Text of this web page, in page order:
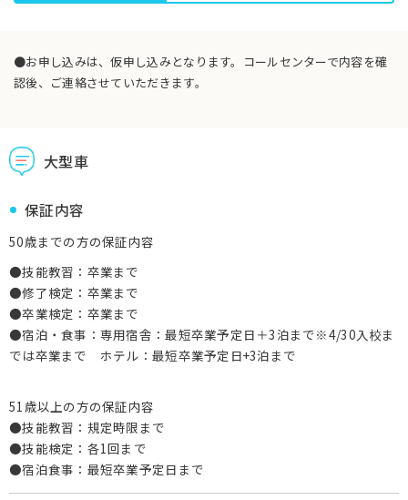
●お申し込みは、仮申し込みとなります。コールセンターで内容を確
認後、ご連絡させていただきます。
大型車
保証内容
50歳までの方の保証内容
●技能教習：卒業まで
●修了検定：卒業まで
●卒業検定：卒業まで
●宿泊・食事：専用宿舎：最短卒業予定日＋3泊まで※4/30入校ま
では卒業まで ホテル：最短卒業予定日+3泊まで
51歳以上の方の保証内容
●技能教習：規定時限まで
●技能検定：各1回まで
●宿泊食事：最短卒業予定日まで